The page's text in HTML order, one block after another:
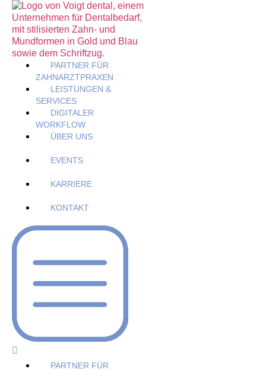
PARTNER FÜR
ZAHNARZTPRAXEN
LEISTUNGEN &
SERVICES
DIGITALER
WORKFLOW
ÜBER UNS
EVENTS
KARRIERE
KONTAKT
PARTNER FÜR